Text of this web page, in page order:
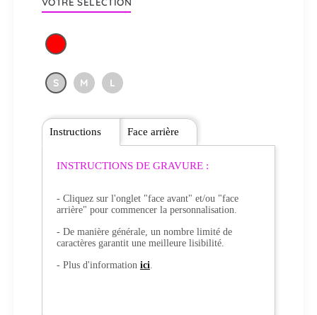
S M L
Instructions
INSTRUCTIONS DE GRAVURE :
- Cliquez sur l'onglet "face avant" et/ou "face
arrière" pour commencer la personnalisation.
- De manière générale, un nombre limité de
caractères garantit une meilleure lisibilité.
- Plus d'information ici.
Face arrière